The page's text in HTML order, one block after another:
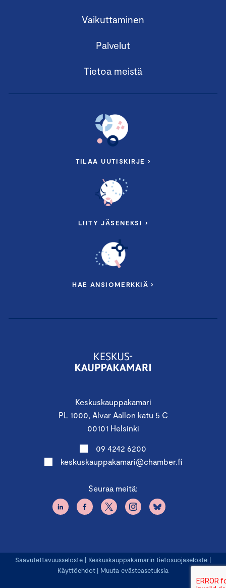
Keskuskauppakamari
PL 1000, Alvar Aallon katu 5 C
00101 Helsinki
09 4242 6200
keskuskauppakamari@chamber.fi
Seuraa meitä:
Vaikuttaminen
Palvelut
Tietoa meistä
TILAA UUTISKIRJE ›
LIITY JÄSENEKSI ›
HAE ANSIOMERKKIÄ ›
Saavutettavuusseloste | Keskuskauppakamarin tietosuojaseloste |
Käyttöehdot | Muuta evästeasetuksia